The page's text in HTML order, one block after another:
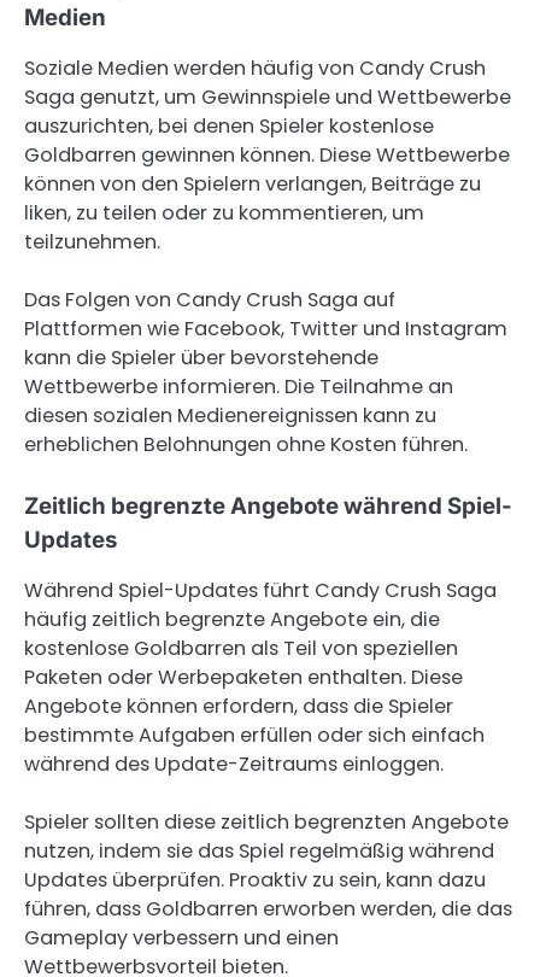
Medien
Soziale Medien werden häufig von Candy Crush
Saga genutzt, um Gewinnspiele und Wettbewerbe
auszurichten, bei denen Spieler kostenlose
Goldbarren gewinnen können. Diese Wettbewerbe
können von den Spielern verlangen, Beiträge zu
liken, zu teilen oder zu kommentieren, um
teilzunehmen.
Das Folgen von Candy Crush Saga auf
Plattformen wie Facebook, Twitter und Instagram
kann die Spieler über bevorstehende
Wettbewerbe informieren. Die Teilnahme an
diesen sozialen Medienereignissen kann zu
erheblichen Belohnungen ohne Kosten führen.
Zeitlich begrenzte Angebote während Spiel-
Updates
Während Spiel-Updates führt Candy Crush Saga
häufig zeitlich begrenzte Angebote ein, die
kostenlose Goldbarren als Teil von speziellen
Paketen oder Werbepaketen enthalten. Diese
Angebote können erfordern, dass die Spieler
bestimmte Aufgaben erfüllen oder sich einfach
während des Update-Zeitraums einloggen.
Spieler sollten diese zeitlich begrenzten Angebote
nutzen, indem sie das Spiel regelmäßig während
Updates überprüfen. Proaktiv zu sein, kann dazu
führen, dass Goldbarren erworben werden, die das
Gameplay verbessern und einen
Wettbewerbsvorteil bieten.